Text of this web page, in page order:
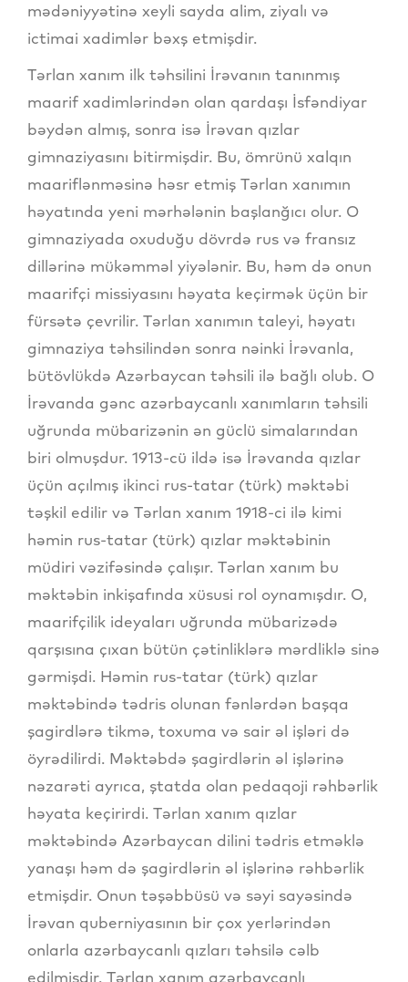
mədəniyyətinə xeyli sayda alim, ziyalı və
ictimai xadimlər bəxş etmişdir.
Tərlan xanım ilk təhsilini İrəvanın tanınmış
maarif xadimlərindən olan qardaşı İsfəndiyar
bəydən almış, sonra isə İrəvan qızlar
gimnaziyasını bitirmişdir. Bu, ömrünü xalqın
maariflənməsinə həsr etmiş Tərlan xanımın
həyatında yeni mərhələnin başlanğıcı olur. O
gimnaziyada oxuduğu dövrdə rus və fransız
dillərinə mükəmməl yiyələnir. Bu, həm də onun
maarifçi missiyasını həyata keçirmək üçün bir
fürsətə çevrilir. Tərlan xanımın taleyi, həyatı
gimnaziya təhsilindən sonra nəinki İrəvanla,
bütövlükdə Azərbaycan təhsili ilə bağlı olub. O
İrəvanda gənc azərbaycanlı xanımların təhsili
uğrunda mübarizənin ən güclü simalarından
biri olmuşdur. 1913-cü ildə isə İrəvanda qızlar
üçün açılmış ikinci rus-tatar (türk) məktəbi
təşkil edilir və Tərlan xanım 1918-ci ilə kimi
həmin rus-tatar (türk) qızlar məktəbinin
müdiri vəzifəsində çalışır. Tərlan xanım bu
məktəbin inkişafında xüsusi rol oynamışdır. O,
maarifçilik ideyaları uğrunda mübarizədə
qarşısına çıxan bütün çətinliklərə mərdliklə sinə
gərmişdi. Həmin rus-tatar (türk) qızlar
məktəbində tədris olunan fənlərdən başqa
şagirdlərə tikmə, toxuma və sair əl işləri də
öyrədilirdi. Məktəbdə şagirdlərin əl işlərinə
nəzarəti ayrıca, ştatda olan pedaqoji rəhbərlik
həyata keçirirdi. Tərlan xanım qızlar
məktəbində Azərbaycan dilini tədris etməklə
yanaşı həm də şagirdlərin əl işlərinə rəhbərlik
etmişdir. Onun təşəbbüsü və səyi sayəsində
İrəvan quberniyasının bir çox yerlərindən
onlarla azərbaycanlı qızları təhsilə cəlb
edilmişdir. Tərlan xanım azərbaycanlı